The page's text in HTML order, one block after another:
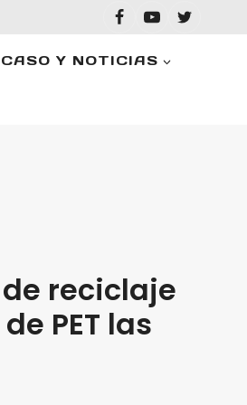
CASO Y NOTICIAS
reciclaje
PET las